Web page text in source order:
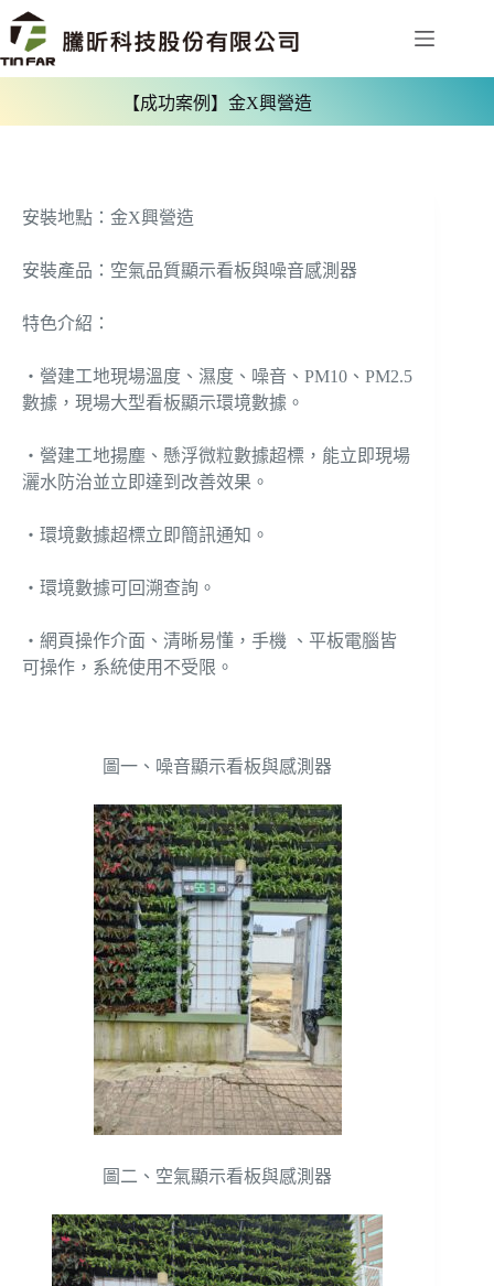
【成功案例】金X興營造
安裝地點：金X興營造
安裝產品：空氣品質顯示看板與噪音感測器
特色介紹：
‧營建工地現場溫度、濕度、噪音、PM10、PM2.5
數據，現場大型看板顯示環境數據。
‧營建工地揚塵、懸浮微粒數據超標，能立即現場
灑水防治並立即達到改善效果。
‧環境數據超標立即簡訊通知。
‧環境數據可回溯查詢。
‧網頁操作介面、清晰易懂，手機 、平板電腦皆
可操作，系統使用不受限。
圖一、噪音顯示看板與感測器
圖二、空氣顯示看板與感測器